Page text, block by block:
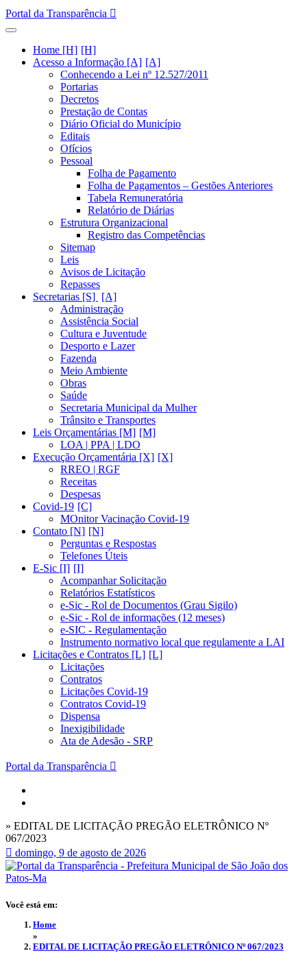
Portal da Transparência
Home [H]
Acesso a Informação [A]
Conhecendo a Lei nº 12.527/2011
Portarias
Decretos
Prestação de Contas
Diário Oficial do Município
Editais
Ofícios
Pessoal
Folha de Pagamento
Folha de Pagamentos – Gestões Anteriores
Tabela Remuneratória
Relatório de Diárias
Estrutura Organizacional
Registro das Competências
Sitemap
Leis
Avisos de Licitação
Repasses
Secretarias [S]
Administração
Assistência Social
Cultura e Juventude
Desporto e Lazer
Fazenda
Meio Ambiente
Obras
Saúde
Secretaria Municipal da Mulher
Trânsito e Transportes
Leis Orçamentárias [M]
LOA | PPA | LDO
Execução Orçamentária [X]
RREO | RGF
Receitas
Despesas
Covid-19
MOnitor Vacinação Covid-19
Contato [N]
Perguntas e Respostas
Telefones Úteis
E-Sic [I]
Acompanhar Solicitação
Relatórios Estatísticos
e-Sic - Rol de Documentos (Grau Sigilo)
e-Sic - Rol de informações (12 meses)
e-SIC - Regulamentação
Instrumento normativo local que regulamente a LAI
Licitações e Contratos [L]
Licitações
Contratos
Licitações Covid-19
Contratos Covid-19
Dispensa
Inexigibilidade
Ata de Adesão - SRP
Portal da Transparência
» EDITAL DE LICITAÇÃO PREGÃO ELETRÔNICO Nº
067/2023
domingo, 9 de agosto de 2026
Você está em:
Home
»
EDITAL DE LICITAÇÃO PREGÃO ELETRÔNICO Nº 067/2023